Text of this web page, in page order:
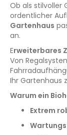
Ob als stilvoller
ordentlicher
Gartenhaus
an.
Erweiterbares
Von
Ihr Gartenhaus
Warum ein
Extrem